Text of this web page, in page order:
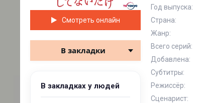
Смотреть онлайн
В закладки
В закладках у людей
Год выпуска:
Страна:
Жанр:
Всего серий:
Добавлена:
Субтитры:
Режиссёр:
Сценарист: